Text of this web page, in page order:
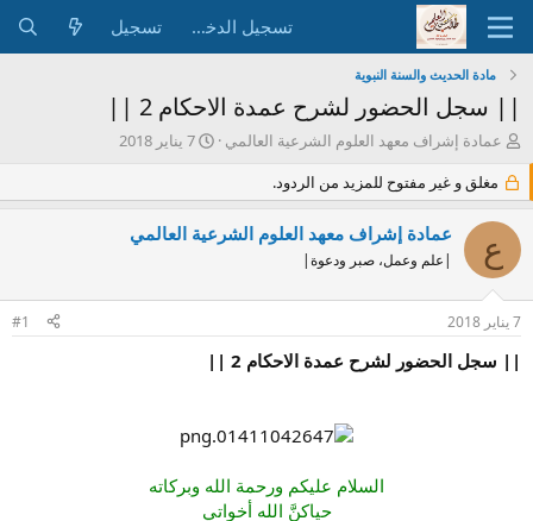
تسجيل الدخول تسجيل
مادة الحديث والسنة النبوية
|| سجل الحضور لشرح عمدة الاحكام 2 ||
ب
د
ئ
ا
ل
م
و
و
عمادة إشراف معهد العلوم الشرعية العالمي
ت
ي
خ
ا
ء
7 يناير 2018
مغلق و غير مفتوح للمزيد من الردود.
ع عمادة إشراف معهد العلوم الشرعية العالمي
|علم وعمل، صبر ودعوة|
7 يناير 2018 #1
|| سجل الحضور لشرح عمدة الاحكام 2 ||
السلام عليكم ورحمة الله وبركاته
حياكنَّ الله أخواتي